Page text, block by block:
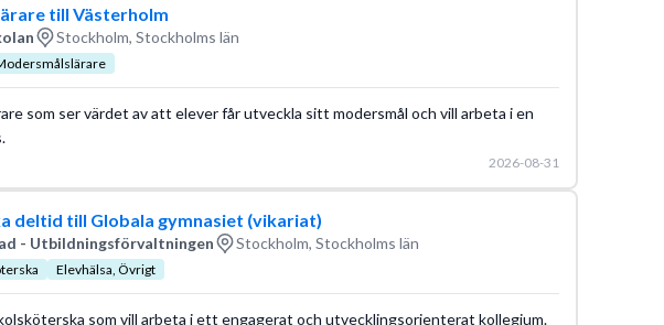
till Västerholm
Stockholm, Stockholms län
som ser värdet av att elever får utveckla sitt modersmål och vill arbeta i en
2026-08-31
deltid till Globala gymnasiet (vikariat)
- Utbildningsförvaltningen Stockholm, Stockholms län
Elevhälsa, Övrigt
som vill arbeta i ett engagerat och utvecklingsorienterat kollegium.